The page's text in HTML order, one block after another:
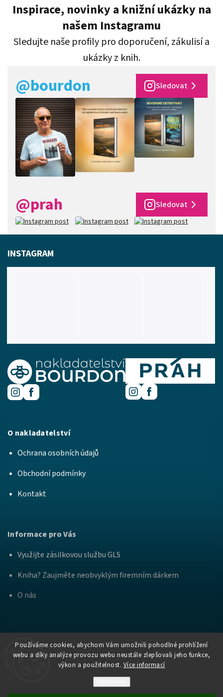
Používáme cookies, abychom Vám umožnili pohodlné prohlížení
webu a díky analýze provozu webu neustále zlepšovali jeho funkce,
výkon a použitelnost. Více informací
Inspirace, novinky a knižní ukázky na
našem Instagramu
Sledujte naše profily pro doporučení, zákulisí a
ukázky z knih.
@bourdon Sledovat
@prah Sledovat
O nakladatelství
Ochrana osobních údajů
Obchodní podmínky
Kontakt
Informace pro Vás
Využijte zásilkovou službu GLS
Kniha? Zaujměte neobvyklým firemním dárkem
O nás
INSTAGRAM
Nakladatelství Bourdon a
Práh
. Všechna práva